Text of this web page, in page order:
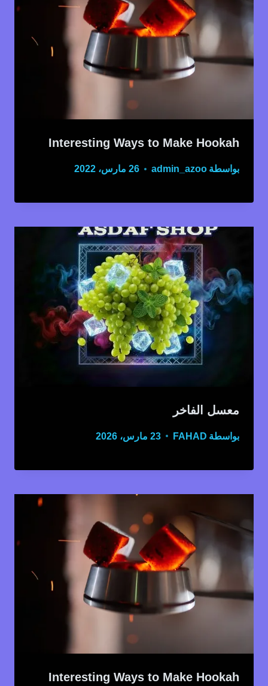
Interesting Ways to Make Hookah
بواسطة admin_azoo 26 مارس، 2022
معسل الفاخر
بواسطة FAHAD 23 مارس، 2026
Interesting Ways to Make Hookah